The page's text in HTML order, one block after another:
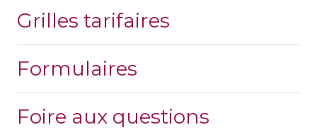
Grilles tarifaires
Formulaires
Foire aux questions